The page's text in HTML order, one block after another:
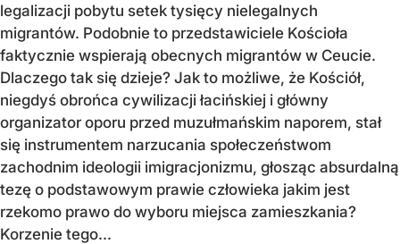
legalizacji pobytu setek tysięcy nielegalnych
migrantów. Podobnie to przedstawiciele Kościoła
faktycznie wspierają obecnych migrantów w Ceucie.
Dlaczego tak się dzieje? Jak to możliwe, że Kościół,
niegdyś obrońca cywilizacji łacińskiej i główny
organizator oporu przed muzułmańskim naporem, stał
się instrumentem narzucania społeczeństwom
zachodnim ideologii imigracjonizmu, głosząc absurdalną
tezę o podstawowym prawie człowieka jakim jest
rzekomo prawo do wyboru miejsca zamieszkania?
Korzenie tego...